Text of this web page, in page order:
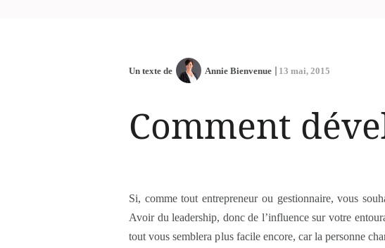
Un texte de Annie Bienvenue 13 mai, 2015
Comment
Si, comme tout entrepreneur ou gestionnaire, vous
Avoir du leadership, donc de l’influence sur votre
tout vous semblera plus facile encore, car la personne